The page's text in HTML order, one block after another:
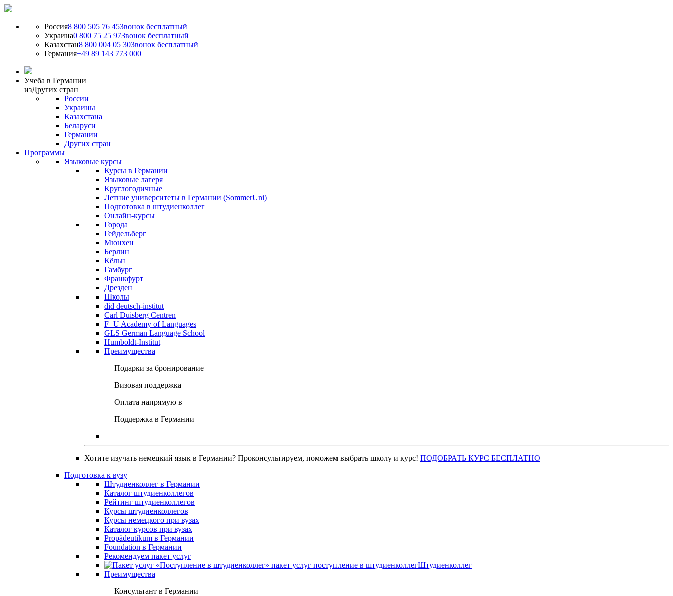
Россия8 800 505 76 45Звонок бесплатный
Украина0 800 75 25 97Звонок бесплатный
Казахстан8 800 004 05 30Звонок бесплатный
Германия+49 89 143 773 000
Учеба в Германии
изДругих стран
России
Украины
Казахстана
Беларуси
Германии
Других стран
Программы
Языковые курсы
Курсы в Германии
Языковые лагеря
Круглогодичные
Летние университеты в Германии (SommerUni)
Подготовка в штудиенколлег
Онлайн-курсы
Города
Гейдельберг
Мюнхен
Берлин
Кёльн
Гамбург
Франкфурт
Дрезден
Школы
did deutsch-institut
Carl Duisberg Centren
F+U Academy of Languages
GLS German Language School
Humboldt-Institut
Преимущества
Подарки за бронирование
Визовая поддержка
Оплата напрямую в
Поддержка в Германии
Хотите изучать немецкий язык в Германии? Проконсультируем, поможем выбрать школу и курс! ПОДОБРАТЬ КУРС БЕСПЛАТНО
Подготовка к вузу
Штудиенколлег в Германии
Каталог штудиенколлегов
Рейтинг штудиенколлегов
Курсы штудиенколлегов
Курсы немецкого при вузах
Каталог курсов при вузах
Propädeutikum в Германии
Foundation в Германии
Рекомендуем пакет услуг
Штудиенколлег
Преимущества
Консультант в Германии